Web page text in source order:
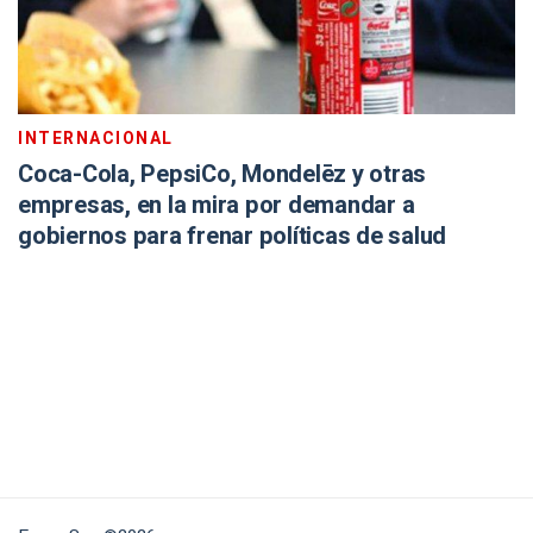
INTERNACIONAL
Coca-Cola, PepsiCo, Mondelēz y otras
empresas, en la mira por demandar a
gobiernos para frenar políticas de salud